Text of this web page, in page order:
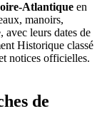
Atlantique en
manoirs,
avec leurs dates de
Historique classé
notices officielles.
de